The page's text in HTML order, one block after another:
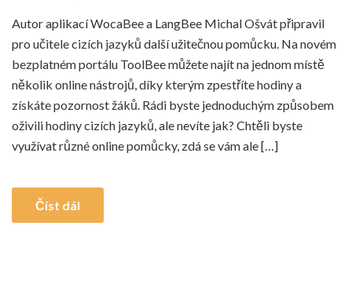
Autor aplikací WocaBee a LangBee Michal Ošvát připravil
pro učitele cizích jazyků další užitečnou pomůcku. Na novém
bezplatném portálu ToolBee můžete najít na jednom místě
několik online nástrojů, díky kterým zpestříte hodiny a
získáte pozornost žáků. Rádi byste jednoduchým způsobem
oživili hodiny cizích jazyků, ale nevíte jak? Chtěli byste
využívat různé online pomůcky, zdá se vám ale […]
Číst dál